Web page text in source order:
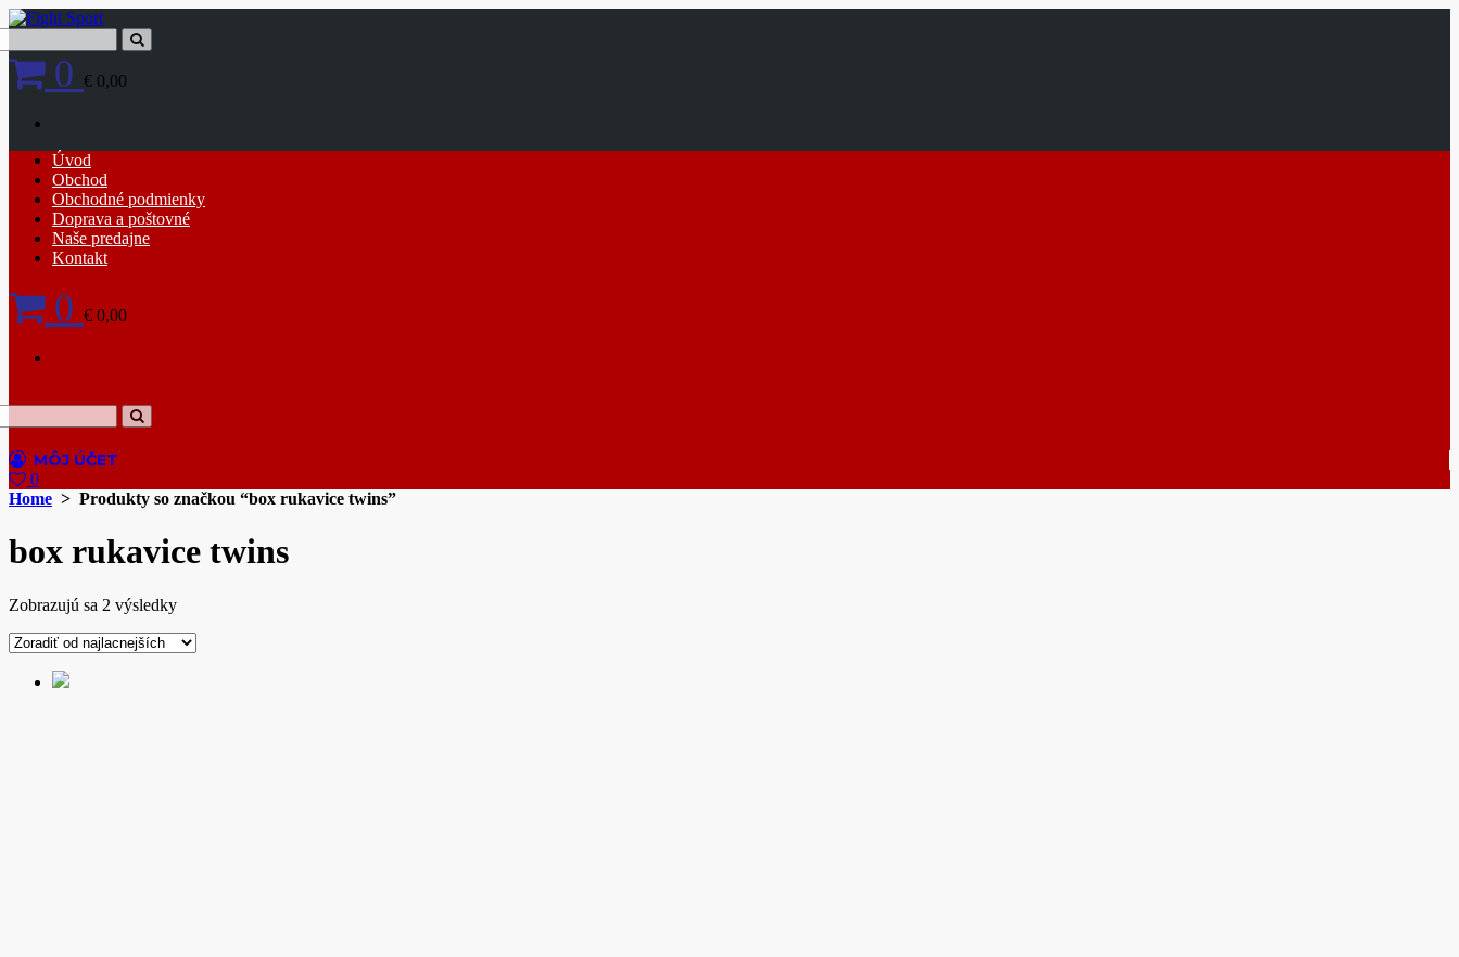
Skip
content0 € 0,00
Primary
Menu
Úvod
Obchod
Obchodné podmienky
Doprava a poštovné
Naše predajne
Kontakt
0 € 0,00
0
Home > Produkty so značkou “box rukavice twins”
box rukavice twins
Zobrazujú sa 2 výsledkyZoradené
ceny: